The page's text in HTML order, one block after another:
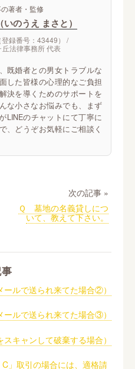
著者・監修
のうえ まさと）
録番号：43449） /
法律事務所 代表
既婚者との男女トラブルな
した皆様の心理的なご負担
決を導くためのサポートを
な小さなお悩みでも、まず
LINEのチャットにて丁寧に
、どうぞお気軽にご相談く
次の記事 »
Ｑ 墓地の名義貸しにつ
いて、教えて下さい。
ルで送られ来てた場合②）
ルで送られ来てた場合③）
キャンして破棄する場合）
」取引の場合には、適格請